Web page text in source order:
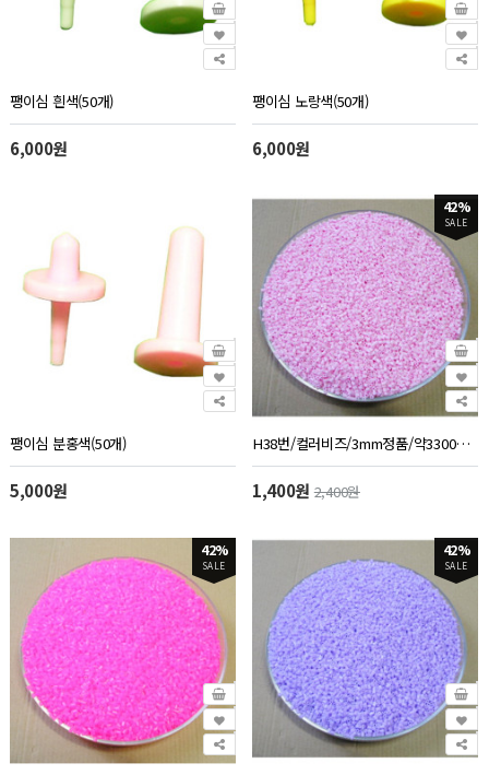
팽이심 흰색(50개)
6,000원
팽이심 노랑색(50개)
6,000원
팽이심 분홍색(50개)
5,000원
42%
SALE
H38번/컬러비즈/3mm정품/약3300개/50g/분홍색
1,400원2,400원
42%
SALE
42%
SALE